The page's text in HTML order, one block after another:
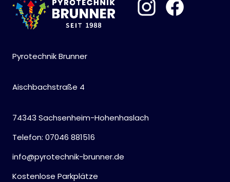
Pyrotechnik Brunner
Aischbachstraße 4
74343 Sachsenheim-Hohenhaslach
Telefon: 07046 881516
info@pyrotechnik-brunner.de
Kostenlose Parkplätze